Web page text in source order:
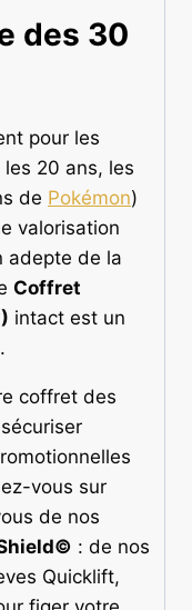
des 30
pour les
20 ans, les
de Pokémon)
valorisation
adepte de la
Coffret
intact est un
coffret des
vous sur
de nos
: de nos
Quicklift,